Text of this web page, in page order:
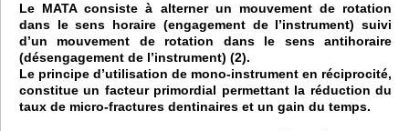
Le MATA consiste à alterner un mouvement de rotation
dans le sens horaire (engagement de l’instrument) suivi
d’un mouvement de rotation dans le sens antihoraire
(désengagement de l’instrument) (2).
Le principe d’utilisation de mono-instrument en réciprocité,
constitue un facteur primordial permettant la réduction du
taux de micro-fractures dentinaires et un gain du temps.